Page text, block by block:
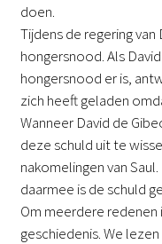
doen.
Tijdens de regering van
hongersnood. Als
hongersnood er is,
zich heeft geladen
Wanneer David de
deze schuld uit te
nakomelingen van
daarmee is de schuld
Om meerdere
geschiedenis. We